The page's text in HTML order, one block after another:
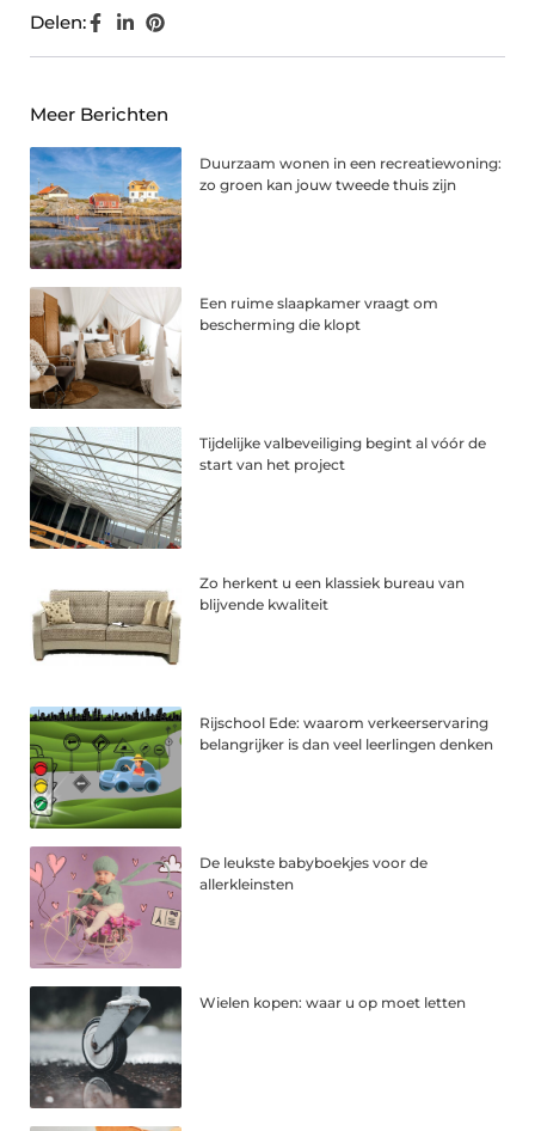
Delen:
Meer Berichten
Duurzaam wonen in een recreatiewoning:
zo groen kan jouw tweede thuis zijn
Een ruime slaapkamer vraagt om
bescherming die klopt
Tijdelijke valbeveiliging begint al vóór de
start van het project
Zo herkent u een klassiek bureau van
blijvende kwaliteit
Rijschool Ede: waarom verkeerservaring
belangrijker is dan veel leerlingen denken
De leukste babyboekjes voor de
allerkleinsten
Wielen kopen: waar u op moet letten